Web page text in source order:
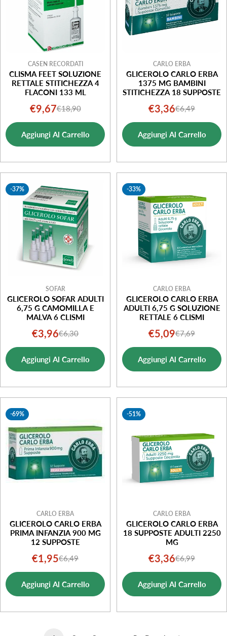
CASEN RECORDATI
CLISMA FEET SOLUZIONE
RETTALE STITICHEZZA 4
FLACONI 133 ML
Prezzo
di
vendita
€9,67Prezzo
normale
€18,90
Aggiungi Al Carrello
CARLO ERBA
GLICEROLO CARLO ERBA
1375 MG BAMBINI
STITICHEZZA 18 SUPPOSTE
Prezzo
di
vendita
€3,36Prezzo
normale
€6,49
Aggiungi Al Carrello
-37%
SOFAR
GLICEROLO SOFAR ADULTI
6,75 G CAMOMILLA E
MALVA 6 CLISMI
Prezzo
di
vendita
€3,96Prezzo
normale
€6,30
Aggiungi Al Carrello
-33%
CARLO ERBA
GLICEROLO CARLO ERBA
ADULTI 6,75 G SOLUZIONE
RETTALE 6 CLISMI
Prezzo
di
vendita
€5,09Prezzo
normale
€7,69
Aggiungi Al Carrello
-69%
CARLO ERBA
GLICEROLO CARLO ERBA
PRIMA INFANZIA 900 MG
12 SUPPOSTE
Prezzo
di
vendita
€1,95Prezzo
normale
€6,49
Aggiungi Al Carrello
-51%
CARLO ERBA
GLICEROLO CARLO ERBA
18 SUPPOSTE ADULTI 2250
MG
Prezzo
di
vendita
€3,36Prezzo
normale
€6,99
Aggiungi Al Carrello